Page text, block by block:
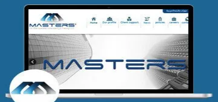
شركة MASTERS للتدريب
التفاصيل